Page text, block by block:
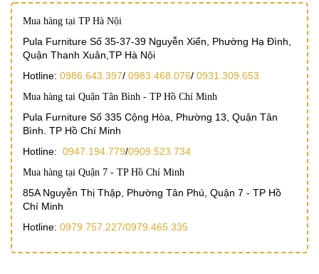
Mua hàng tại TP Hà Nội
Pula Furniture Số 35-37-39 Nguyễn Xiển, Phường Hạ Đình,
Quận Thanh Xuân,TP Hà Nội
Hotline: 0986.643.397/ 0983.468.076/ 0931.309.653
Mua hàng tại Quận Tân Bình - TP Hồ Chí Minh
Pula Furniture Số 335 Cộng Hòa, Phường 13, Quận Tân
Bình. TP Hồ Chí Minh
Hotline: 0947.194.779/0909.523.734
Mua hàng tại Quận 7 - TP Hồ Chí Minh
85A Nguyễn Thị Thập, Phường Tân Phú, Quận 7 - TP Hồ
Chí Minh
Hotline: 0979.757.227/0979.465.335